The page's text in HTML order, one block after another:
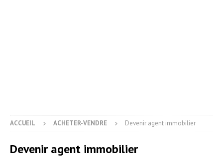
ACCUEIL ACHETER-VENDRE Devenir agent immobilier
Devenir agent immobilier